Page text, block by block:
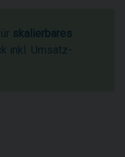
skalierbares
inkl. Umsatz-